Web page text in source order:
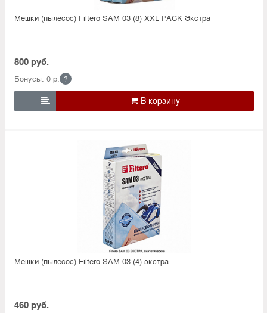
Мешки (пылесос) Filtero SAM 03 (8) XXL PACK Экстра
800 руб.
Бонусы: 0 р. ?

Мешки (пылесос) Filtero SAM 03 (4) экстра
460 руб.